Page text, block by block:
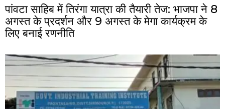
पांवटा साहिब में तिरंगा यात्रा की तैयारी तेज: भाजपा ने 8
अगस्त के प्रदर्शन और 9 अगस्त के मेगा कार्यक्रम के
लिए बनाई रणनीति